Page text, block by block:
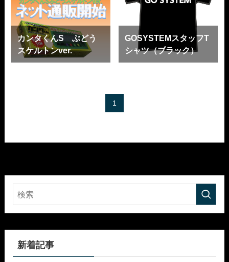
カンタくんS ぶどう
スケルトンver.
GOSYSTEMスタッフT
シャツ（ブラック）
1
新着記事